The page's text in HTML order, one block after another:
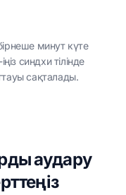
минут күте
синдхи тілінде
сақталады.
аудару